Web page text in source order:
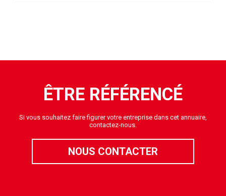
ÊTRE RÉFÉRENCÉ
Si vous souhaitez faire figurer votre entreprise dans cet annuaire,
contactez-nous.
NOUS CONTACTER